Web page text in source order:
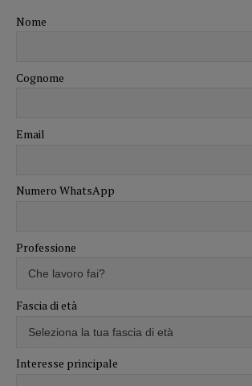
Nome
Cognome
Email
Numero WhatsApp
Professione
Fascia di età
Interesse principale